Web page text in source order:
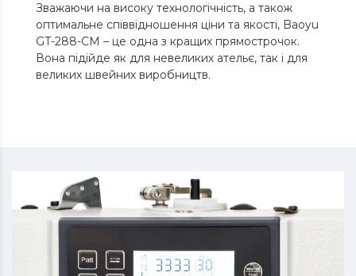
Зважаючи на високу технологічність, а також
оптимальне співвідношення ціни та якості, Baoyu
GT-288-CM – це одна з кращих прямострочок.
Вона підійде як для невеликих ательє, так і для
великих швейних виробництв.